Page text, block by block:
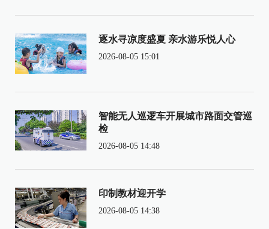
逐水寻凉度盛夏 亲水游乐悦人心
2026-08-05 15:01
智能无人巡逻车开展城市路面交管巡
检
2026-08-05 14:48
印制教材迎开学
2026-08-05 14:38